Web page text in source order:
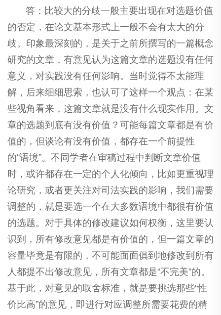
答：比较大的分歧一般主要出现在对选题价值
的否定，在论文基本形式上一般不会有太大的分
歧。印象最深刻的，是关于之前所撰写的一篇概念
研究的文章，有意见认为这篇文章的选题没有任何
意义，对实践没有任何影响。当时觉得不太能理
解，后来细细思索，也认可了这样一个观点：在某
些视角看来，这篇文章就是没有什么现实作用。文
章的选题到底有没有价值？可能每篇文章都是有价
值的，但谈论有没有价值，都存在一个前提性
的“语境”。不同学者在审稿过程中判断文章价值
时，或许都存在一定的个人化倾向，比如更重视理
论研究，或者更关注对司法实践的影响，我们需要
调整的，就是要选一个在大多数语境中都很有价值
的选题。对于具体的修改建议如何权衡，这里要认
识到，所有修改意见都是有价值的，但一篇文章的
容量毕竟是有限的，不可能面面俱到地修改到所有
人都提不出修改意见，所有文章都是“不完美”的。
基于此，对意见的取舍标准，就是要挑选那些“性
价比高”的意见，即进行对应调整所需要花费的精